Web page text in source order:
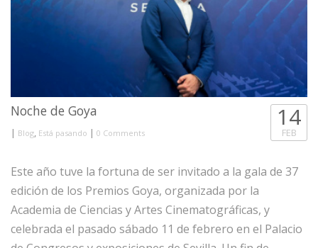
Noche de Goya
| Blog, Está pasando | 0 Comments
14
FEB
Este año tuve la fortuna de ser invitado a la gala de 37
edición de los Premios Goya, organizada por la
Academia de Ciencias y Artes Cinematográficas, y
celebrada el pasado sábado 11 de febrero en el Palacio